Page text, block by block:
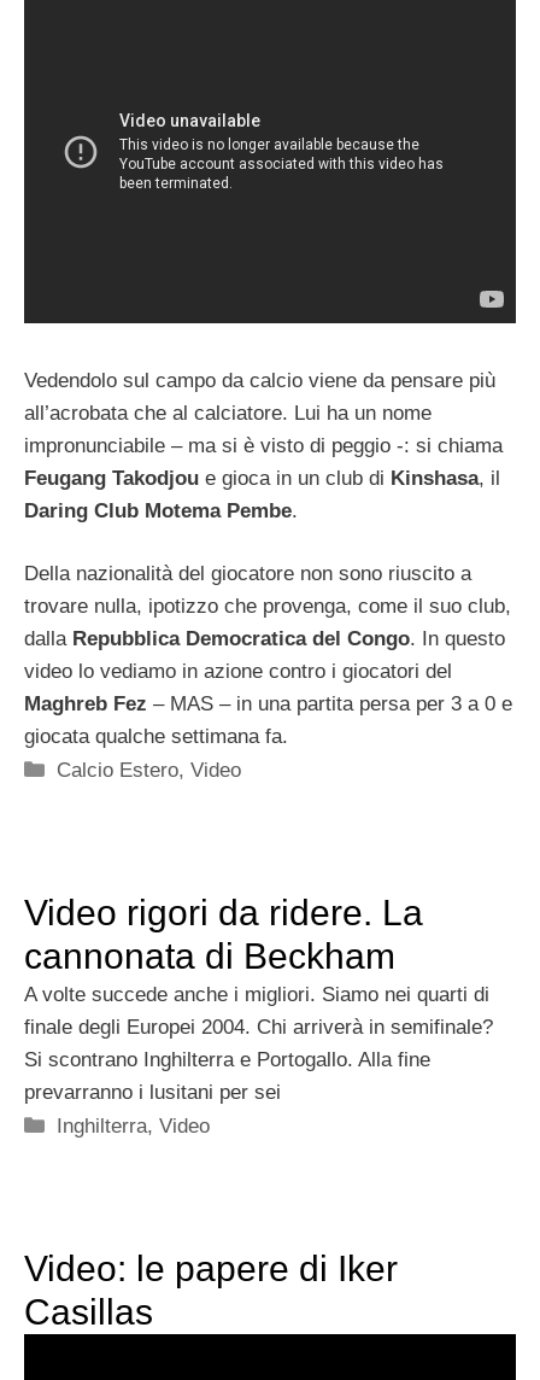
Vedendolo sul campo da calcio viene da pensare più
all’acrobata che al calciatore. Lui ha un nome
impronunciabile – ma si è visto di peggio -: si chiama
Feugang Takodjou e gioca in un club di Kinshasa, il
Daring Club Motema Pembe.
Della nazionalità del giocatore non sono riuscito a
trovare nulla, ipotizzo che provenga, come il suo club,
dalla Repubblica Democratica del Congo. In questo
video lo vediamo in azione contro i giocatori del
Maghreb Fez – MAS – in una partita persa per 3 a 0 e
giocata qualche settimana fa.
Categorie
Calcio Estero,Video
Video rigori da ridere. La
cannonata di Beckham
A volte succede anche i migliori. Siamo nei quarti di
finale degli Europei 2004. Chi arriverà in semifinale?
Si scontrano Inghilterra e Portogallo. Alla fine
prevarranno i lusitani per sei
Categorie
Inghilterra,Video
Video: le papere di Iker
Casillas